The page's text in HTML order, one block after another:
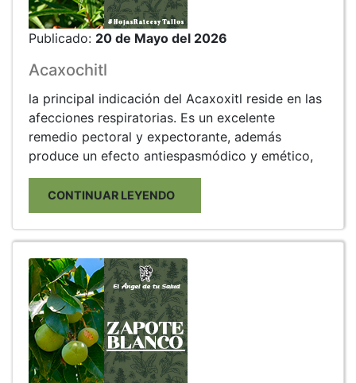
Publicado: 20 de Mayo del 2026
Acaxochitl
la principal indicación del Acaxoxitl reside en las
afecciones respiratorias. Es un excelente
remedio pectoral y expectorante, además
produce un efecto antiespasmódico y emético,
CONTINUAR LEYENDO